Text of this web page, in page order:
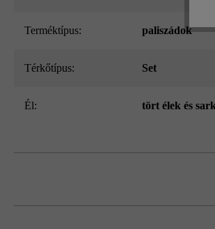
Terméktípus: paliszádok
Térkőtípus: Set
él: tört élek és